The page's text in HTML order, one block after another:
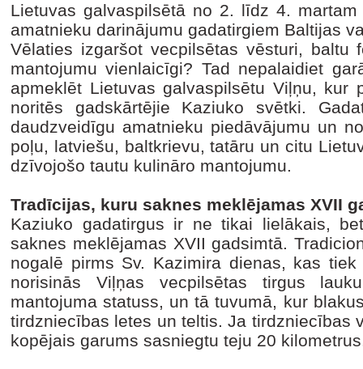
Lietuvas galvaspilsētā no 2. līdz 4.
amatnieku darinājumu gadatirgiem Baltijas
Vēlaties izgaršot vecpilsētas vēsturi, baltu
mantojumu vienlaicīgi? Tad nepalaidiet
apmeklēt Lietuvas galvaspilsētu Viļņu, kur
noritēs gadskārtējie Kaziuko svētki.
daudzveidīgu amatnieku piedāvājumu un
poļu, latviešu, baltkrievu, tatāru un citu
dzīvojošo tautu kulināro mantojumu.
Tradīcijas, kuru saknes meklējamas XVII
Kaziuko gadatirgus ir ne tikai lielākais,
saknes meklējamas XVII gadsimtā.
nogalē pirms Sv. Kazimira dienas, kas
norisinās Viļņas vecpilsētas tirgus
mantojuma statuss, un tā tuvumā, kur
tirdzniecības letes un teltis. Ja tirdzniecības
kopējais garums sasniegtu teju 20